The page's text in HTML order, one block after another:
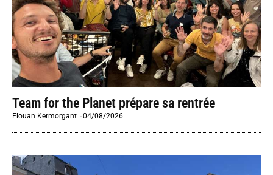
Team for the Planet prépare sa rentrée
Elouan Kermorgant -04/08/2026